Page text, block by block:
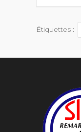
Étiquettes :